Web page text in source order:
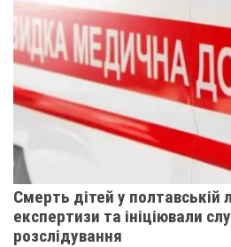
Смерть дітей у полтавській
експертизи та ініціювали
розслідування